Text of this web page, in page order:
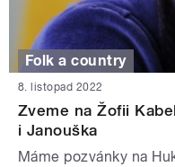
Folk a country
8. listopad 2022
Zveme na Žofii
i Janouška
Máme pozvánky na